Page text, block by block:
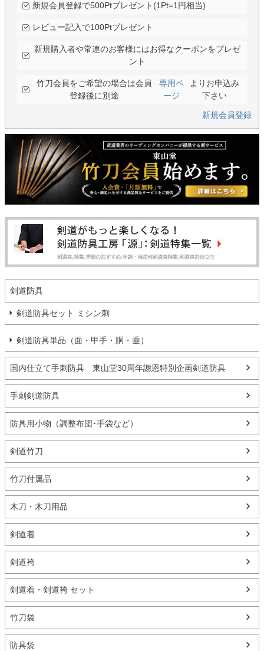
新規会員登録で500Ptプレゼント(1Pt=1円相当)
レビュー記入で100Ptプレゼント
新規購入者や常連のお客様にはお得なクーポンをプレゼ
ント
竹刀会員をご希望の場合は会員
登録後に別途
専用ペ
ージ
よりお申込み
下さい
新規会員登録
剣道防具
剣道防具セット ミシン刺
剣道防具単品（面・甲手・胴・垂）
国内仕立て手刺防具 東山堂30周年謝恩特別企画剣道防具
手刺剣道防具
防具用小物（調整布団･手袋など）
剣道竹刀
竹刀付属品
木刀・木刀用品
剣道着
剣道袴
剣道着・剣道袴 セット
竹刀袋
防具袋